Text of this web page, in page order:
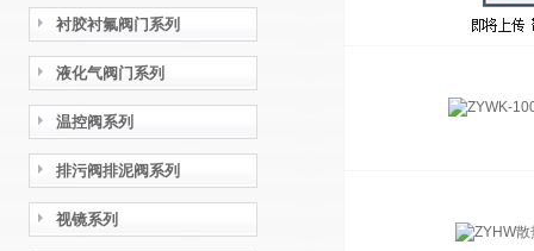
衬胶衬氟阀门系列
液化气阀门系列
温控阀系列
排污阀排泥阀系列
视镜系列